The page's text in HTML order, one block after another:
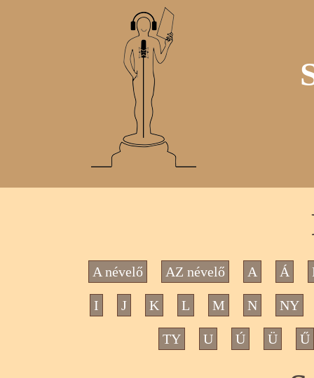
A névelő AZ névelő A Á
I J K L M N NY
TY U Ú Ü Ű